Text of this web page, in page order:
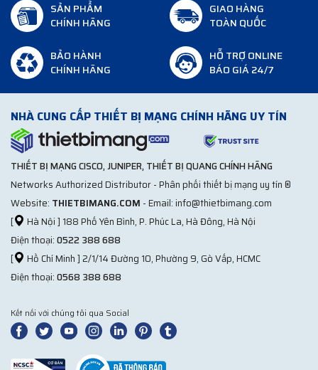
SẢN PHẨM
CHÍNH HÃNG
GIAO HÀNG
TOÀN QUỐC
BẢO HÀNH
CHÍNH HÃNG
HỖ TRỢ ONLINE
BÁO GIÁ 24/7
NHÀ CUNG CẤP THIẾT BỊ MẠNG CHÍNH HÃNG UY TÍN
THIẾT BỊ MẠNG CISCO, JUNIPER, THIẾT BỊ QUANG CHÍNH HÃNG
Networks Authorized Distributor - Phân phối thiết bị mạng uy tín ®
Website: THIETBIMANG.COM - Email: info@thietbimang.com
[
Hà Nội ] 188 Phố Yên Bình, P. Phúc La, Hà Đông, Hà Nội
Điện thoại:0522 388 688
[
Hồ Chí Minh ] 2/1/14 Đường 10, Phường 9, Gò Vấp, HCMC
Điện thoại:0568 388 688
Kết nối với chúng tôi qua Social